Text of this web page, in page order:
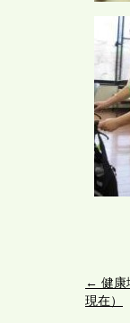
← 健康
現在）